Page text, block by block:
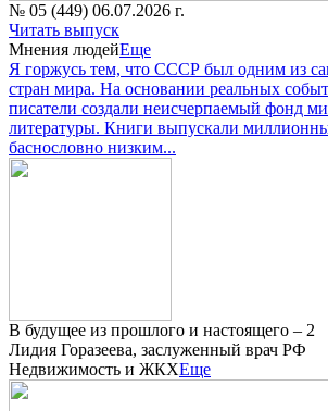
№ 05 (449) 06.07.2026 г.
Читать выпуск
Мнения людейЕще
Я горжусь тем, что СССР был одним из
стран мира. На основании реальных
писатели создали неисчерпаемый фонд
литературы. Книги выпускали
баснословно низким...
В будущее из прошлого и настоящего – 2
Лидия Горазеева, заслуженный врач РФ
Недвижимость и ЖКХЕще